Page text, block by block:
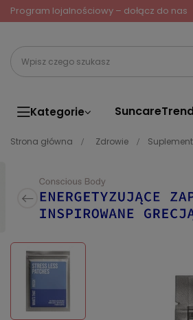
Program lojalnościowy – dołącz do nas
Kategorie Suncare
Strona główna Zdrowie